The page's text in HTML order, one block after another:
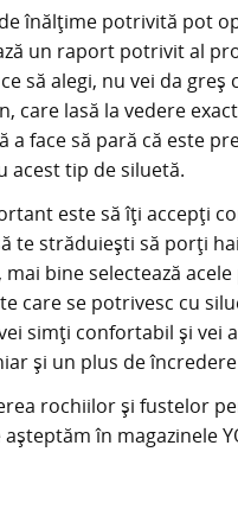
înălțime potrivită pot
un raport potrivit al
să alegi, nu vei da greș
care lasă la vedere
a face să pară că este
acest tip de siluetă.
este să îți accepți
te străduiești să porți
mai bine selectează
care se potrivesc cu
simți confortabil și vei
și un plus de
rochiilor și fustelor
în magazinele